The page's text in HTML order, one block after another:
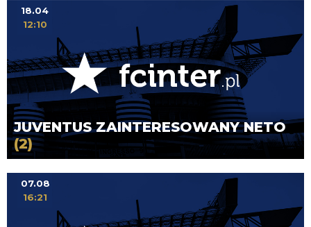
JUVENTUS ZAINTERESOWANY NETO
(2)
18.04
12:10
07.08
16:21